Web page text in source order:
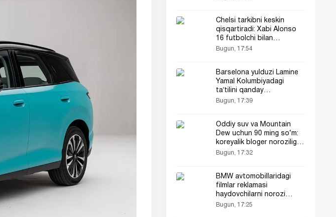
Chelsi tarkibni keskin
qisqartiradi: Xabi Alonso
16 futbolchi bilan
xayrlashmoqda
Bugun, 17:54
Barselona yulduzi Lamine
Yamal Kolumbiyadagi
taʼtilini qanday
oʻtkazmoqda
Bugun, 17:39
Oddiy suv va Mountain
Dew uchun 90 ming so‘m:
koreyalik bloger noroziligini
bildirdi
Bugun, 17:32
BMW avtomobillaridagi
filmlar reklamasi
haydovchilarni norozi
qilmoqda
Bugun, 17:25